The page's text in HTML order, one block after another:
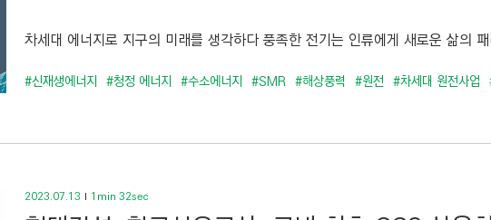
차세대 에너지로 지구의 미래를 생각하다 풍족한 전기는 인류에게 새로운 삶의
#신재생에너지 #청정 에너지 #수소에너지 #SMR #해상풍력 #원전 #차세대 원전사업
2023.07.13 1min 32sec